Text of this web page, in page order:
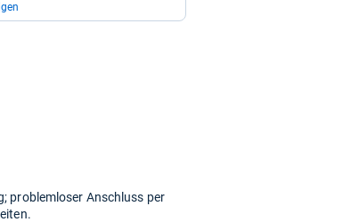
149,95 €
problemloser Anschluss per